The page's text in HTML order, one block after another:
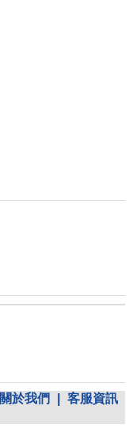
關於我們
客服資訊